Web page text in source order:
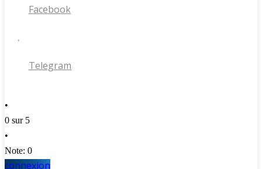
Facebook
Telegram
•
0 sur 5
•
Note: 0
connexion